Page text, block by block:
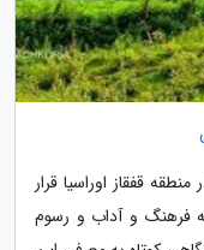
قفقاز اوراسیا قرار
فرهنگ و آداب و رسوم